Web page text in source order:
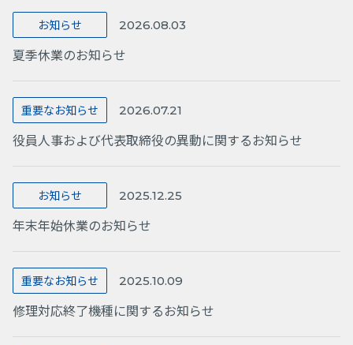
お知らせ 2026.08.03
夏季休業のお知らせ
重要なお知らせ 2026.07.21
役員人事および代表取締役の異動に関するお知らせ
お知らせ 2025.12.25
年末年始休業のお知らせ
重要なお知らせ 2025.10.09
修理対応終了機種に関するお知らせ